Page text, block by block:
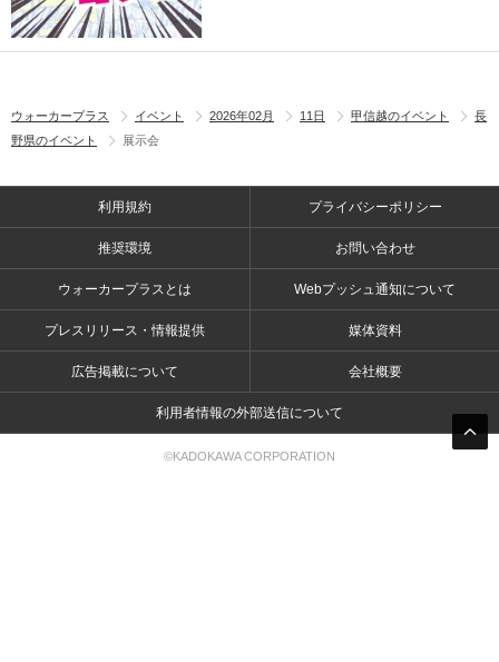
ウォーカープラス イベント 2026年02月 11日 甲信越のイベント
長
野県のイベント
展示会
利用規約 プライバシーポリシー
推奨環境 お問い合わせ
ウォーカープラスとは Webプッシュ通知について
プレスリリース・情報提供 媒体資料
広告掲載について 会社概要
利用者情報の外部送信について
©KADOKAWA CORPORATION